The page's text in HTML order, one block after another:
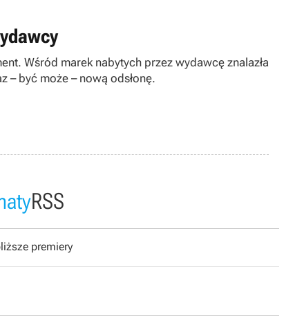
Wśród marek nabytych przez wydawcę znalazła
– być może – nową odsłonę.
RSS
premiery